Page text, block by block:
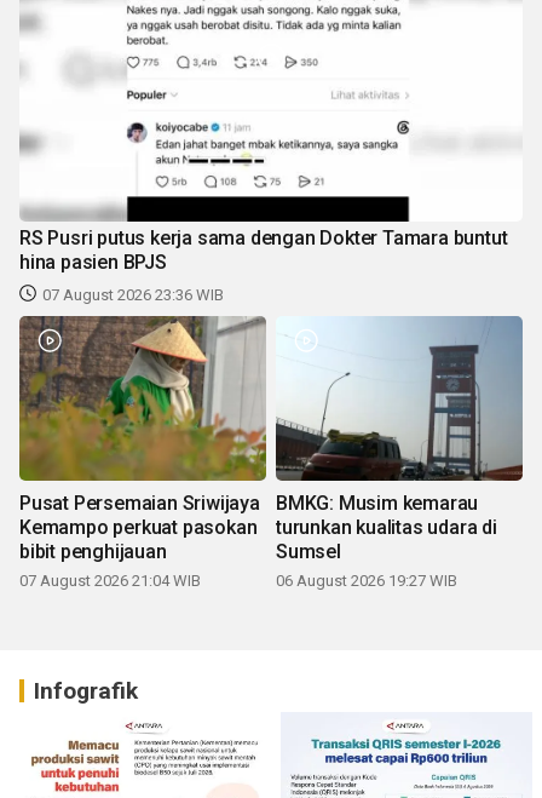
RS Pusri putus kerja sama dengan Dokter Tamara buntut
hina pasien BPJS
07 August 2026 23:36 WIB
Pusat Persemaian Sriwijaya
Kemampo perkuat pasokan
bibit penghijauan
07 August 2026 21:04 WIB
BMKG: Musim kemarau
turunkan kualitas udara di
Sumsel
06 August 2026 19:27 WIB
Infografik